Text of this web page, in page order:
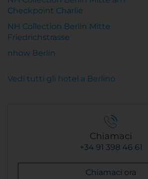
Checkpoint Charlie
NH Collection Berlin Mitte
Friedrichstrasse
nhow Berlin
Vedi tutti gli hotel a Berlino
Chiamaci
+34 91 398 46 61
Chiamaci ora